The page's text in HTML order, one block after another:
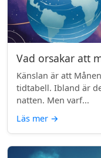
Vad orsakar att
Känslan är att
tidtabell. Ibland är
natten. Men varf...
Läs mer →